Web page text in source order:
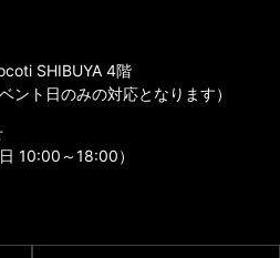
SHIBUYA 4階
ベント日のみの対応となります）
日 10:00～18:00）